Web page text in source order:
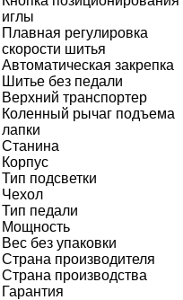
иглы
Плавная регулировка
скорости шитья
Автоматическая закрепка
Шитье без педали
Верхний транспортер
Коленный рычаг подъема
лапки
Станина
Корпус
Тип подсветки
Чехол
Тип педали
Мощность
Вес без упаковки
Страна производителя
Страна производства
Гарантия